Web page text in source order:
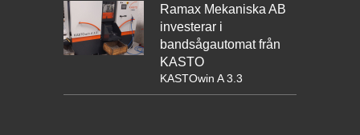
Ramax Mekaniska AB
investerar i
bandsågautomat från
KASTO
KASTOwin A 3.3